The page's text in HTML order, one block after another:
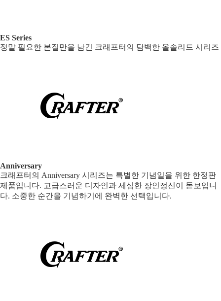
ES Series
정말 필요한 본질만을 남긴 크래프터의 담백한 올솔리드 시리즈
Anniversary
크래프터의 Anniversary 시리즈는 특별한 기념일을 위한 한정판
제품입니다. 고급스러운 디자인과 세심한 장인정신이 돋보입니
다. 소중한 순간을 기념하기에 완벽한 선택입니다.